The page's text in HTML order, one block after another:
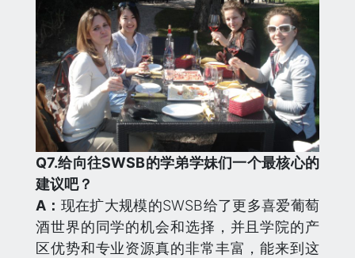
Q7.给向往SWSB的学弟学妹们一个最核心的
建议吧？
A： 现在扩大规模的SWSB给了更多喜爱葡萄
酒世界的同学的机会和选择，并且学院的产
区优势和专业资源真的非常丰富，能来到这